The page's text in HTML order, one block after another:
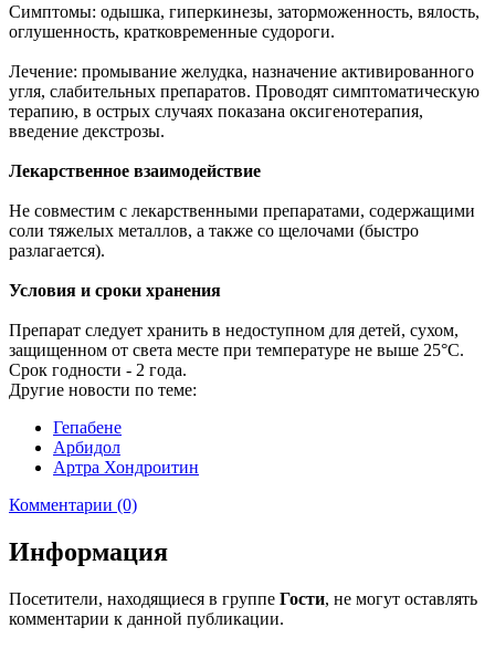
Симптомы: одышка, гиперкинезы, заторможенность, вялость,
оглушенность, кратковременные судороги.
Лечение: промывание желудка, назначение активированного
угля, слабительных препаратов. Проводят симптоматическую
терапию, в острых случаях показана оксигенотерапия,
введение декстрозы.
Лекарственное взаимодействие
Не совместим с лекарственными препаратами, содержащими
соли тяжелых металлов, а также со щелочами (быстро
разлагается).
Условия и сроки хранения
Препарат следует хранить в недоступном для детей, сухом,
защищенном от света месте при температуре не выше 25°С.
Срок годности - 2 года.
Другие новости по теме:
Гепабене
Арбидол
Артра Хондроитин
Комментарии (0)
Информация
Посетители, находящиеся в группе Гости, не могут оставлять
комментарии к данной публикации.